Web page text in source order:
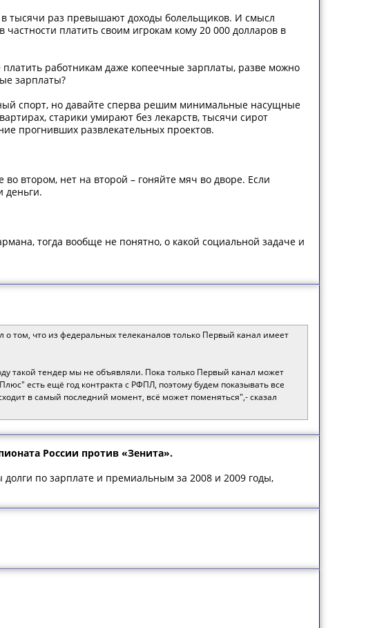
тысячи раз превышают доходы болельщиков. И смысл
платить своим игрокам кому 20 000 долларов в
работникам даже копеечные зарплаты, разве можно
зарплаты?
спорт, но давайте сперва решим минимальные насущные
старики умирают без лекарств, тысячи сирот
прогнивших развлекательных проектов.
втором, нет на второй – гоняйте мяч во дворе. Если
деньги.
тогда вообще не понятно, о какой социальной задаче и
том, что из федеральных телеканалов только Первый канал имеет
такой тендер мы не объявляли. Пока только Первый канал может
есть ещё год контракта с РФПЛ, поэтому будем показывать все
в самый последний момент, всё может поменяться",- сказал
России против «Зенита».
по зарплате и премиальным за 2008 и 2009 годы,